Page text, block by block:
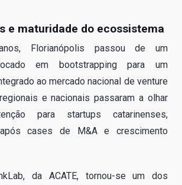
e maturidade do ecossistema
Florianópolis passou de um
em bootstrapping para um
ao mercado nacional de venture
e nacionais passaram a olhar
para startups catarinenses,
cases de M&A e crescimento
da ACATE, tornou-se um dos